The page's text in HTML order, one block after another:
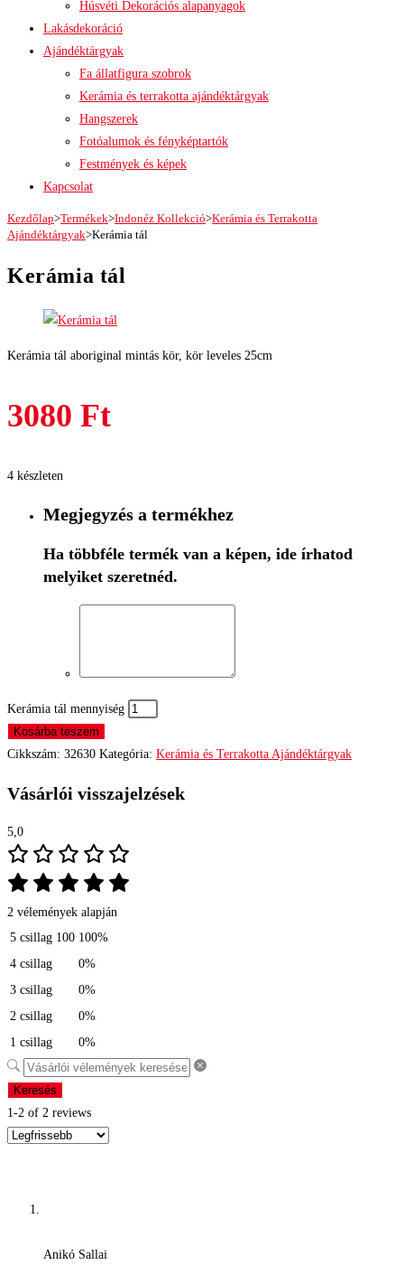
Húsvéti Dekorációs alapanyagok
Lakásdekoráció
Ajándéktárgyak
Fa állatfigura szobrok
Kerámia és terrakotta ajándéktárgyak
Hangszerek
Fotóalumok és fényképtartók
Festmények és képek
Kapcsolat
Kezdőlap>Termékek>Indonéz Kollekció>Kerámia és Terrakotta
Ajándéktárgyak>Kerámia tál
Kerámia tál
Kerámia tál aboriginal mintás kör, kör leveles 25cm
3080 Ft
4 készleten
Megjegyzés a termékhez
Ha többféle termék van a képen, ide írhatod
melyiket szeretnéd.
Kerámia tál mennyiség
Kosárba teszem
Cikkszám: 32630 Kategória: Kerámia és Terrakotta Ajándéktárgyak
Vásárlói visszajelzések
5,0
2 vélemények alapján
5 csillag 100 100%
4 csillag
0%
3 csillag
0%
2 csillag
0%
1 csillag
0%
Keresés
1-2 of 2 reviews
Anikó Sallai